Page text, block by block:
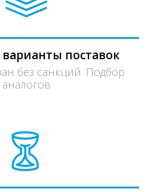
поставок
без санкций. Подбор
аналогов